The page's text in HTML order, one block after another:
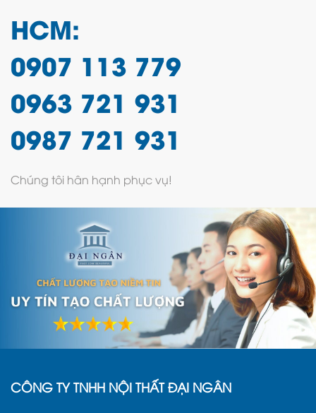
HCM:
0907 113 779
0963 721 931
0987 721 931
Chúng tôi hân hạnh phục vụ!
CÔNG TY TNHH NỘI THẤT ĐẠI NGÂN